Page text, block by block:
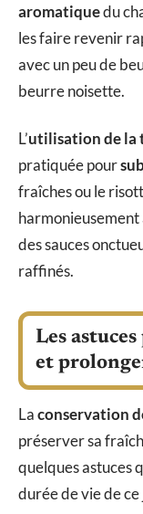
aromatiquedu
les faire revenir
avec un peu de
beurre noisette.
L’utilisation de la
pratiquée pour
fraîches ou le
des sauces
raffinés.
Les
et
Laconservation
préserver sa
quelques astuces
durée de vie de